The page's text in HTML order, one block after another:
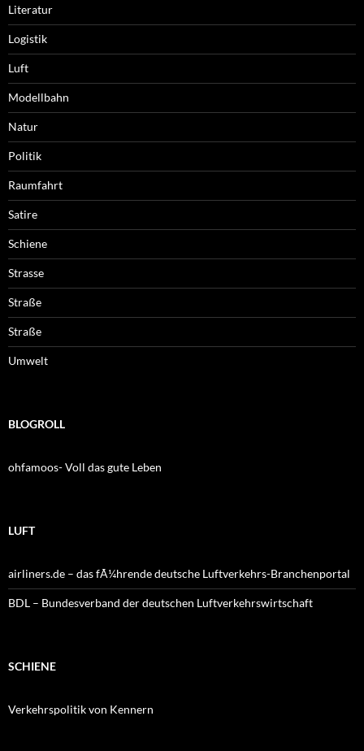
Literatur
Logistik
Luft
Modellbahn
Natur
Politik
Raumfahrt
Satire
Schiene
Strasse
Straße
Straße
Umwelt
BLOGROLL
ohfamoos- Voll das gute Leben
LUFT
airliners.de – das fÃ¼hrende deutsche Luftverkehrs-Branchenportal
BDL – Bundesverband der deutschen Luftverkehrswirtschaft
SCHIENE
Verkehrspolitik von Kennern